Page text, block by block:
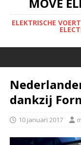
ELEKTRISCHE
dankzij
10 januari 2017